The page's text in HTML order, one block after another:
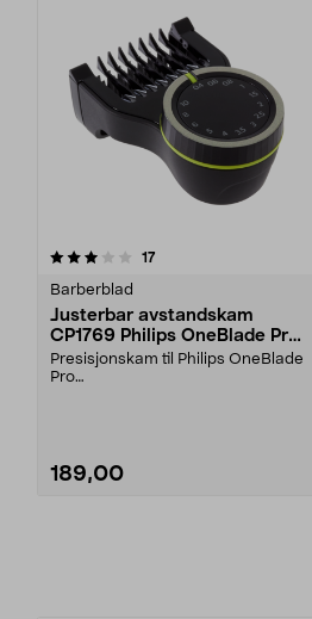
17anmeldelser
Barberblad
Justerbar avstandskam
CP1769 Philips OneBlade Pro,
0,4-10 mm
Presisjonskam til Philips OneBlade
Pro
189,00